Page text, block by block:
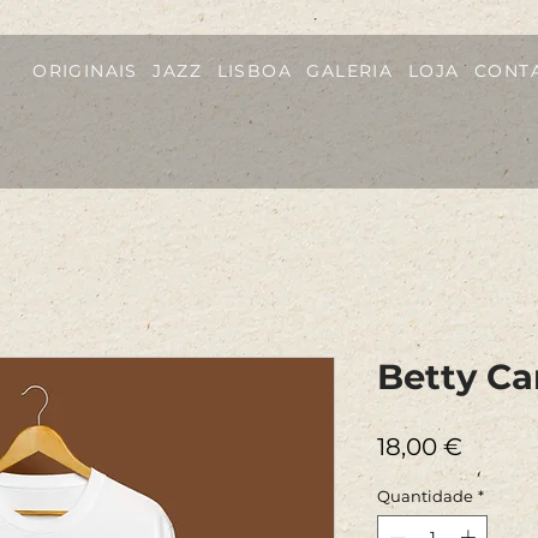
ORIGINAIS JAZZ LISBOA GALERIA LOJA
Betty
18,00 € Preço
Quantidade *